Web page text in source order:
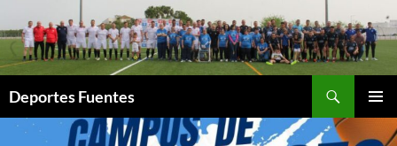
al
contenido
Deportes Fuentes